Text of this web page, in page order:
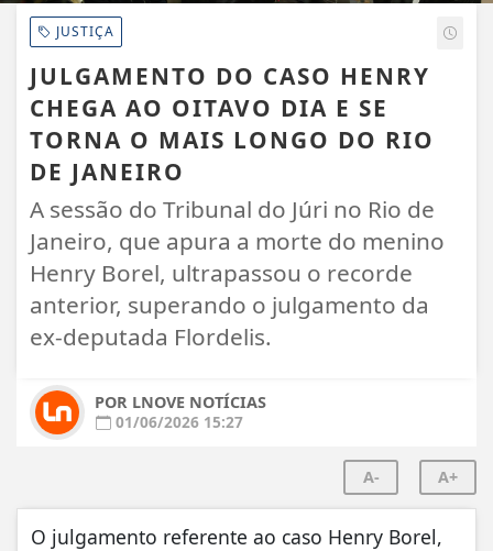
JUSTIÇA
JULGAMENTO DO CASO HENRY
CHEGA AO OITAVO DIA E SE
TORNA O MAIS LONGO DO RIO
DE JANEIRO
A sessão do Tribunal do Júri no Rio de
Janeiro, que apura a morte do menino
Henry Borel, ultrapassou o recorde
anterior, superando o julgamento da
ex-deputada Flordelis.
POR LNOVE NOTÍCIAS
01/06/2026 15:27
A- A+
O julgamento referente ao caso Henry Borel,